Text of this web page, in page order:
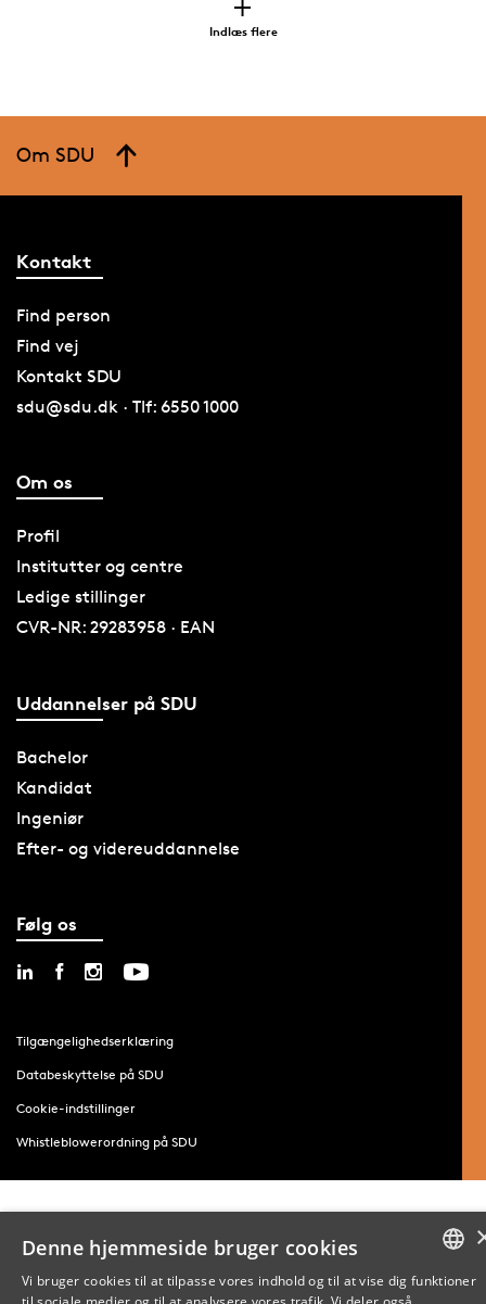
Indlæs flere
Om SDU
Kontakt
Find person
Find vej
Kontakt SDU
sdu@sdu.dk · Tlf: 6550 1000
Om os
Profil
Institutter og centre
Ledige stillinger
CVR-NR: 29283958 · EAN
Uddannelser på SDU
Bachelor
Kandidat
Ingeniør
Efter- og videreuddannelse
Følg os
Tilgængelighedserklæring
Databeskyttelse på SDU
Cookie-indstillinger
Whistleblowerordning på SDU
Denne hjemmeside bruger cookies
Vi bruger cookies til at tilpasse vores indhold og til at vise dig funktioner